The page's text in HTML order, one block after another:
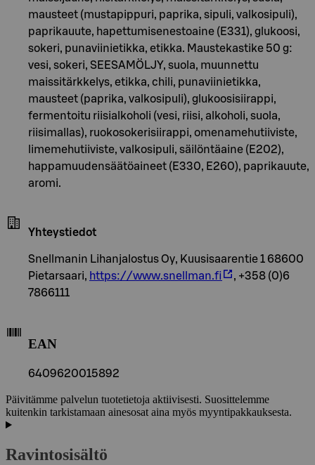
mausteet (mustapippuri, paprika, sipuli, valkosipuli),
paprikauute, hapettumisenestoaine (E331), glukoosi,
sokeri, punaviinietikka, etikka. Maustekastike 50 g:
vesi, sokeri, SEESAMÖLJY, suola, muunnettu
maissitärkkelys, etikka, chili, punaviinietikka,
mausteet (paprika, valkosipuli), glukoosisiirappi,
fermentoitu riisialkoholi (vesi, riisi, alkoholi, suola,
riisimallas), ruokosokerisiirappi, omenamehutiiviste,
limemehutiiviste, valkosipuli, säilöntäaine (E202),
happamuudensäätöaineet (E330, E260), paprikauute,
aromi.
Yhteystiedot
Snellmanin Lihanjalostus Oy, Kuusisaarentie 1 68600
Pietarsaari, https://www.snellman.fi
, +358 (0)6
7866111
EAN
6409620015892
Päivitämme palvelun tuotetietoja aktiivisesti. Suosittelemme
kuitenkin tarkistamaan ainesosat aina myös myyntipakkauksesta.
Ravintosisältö